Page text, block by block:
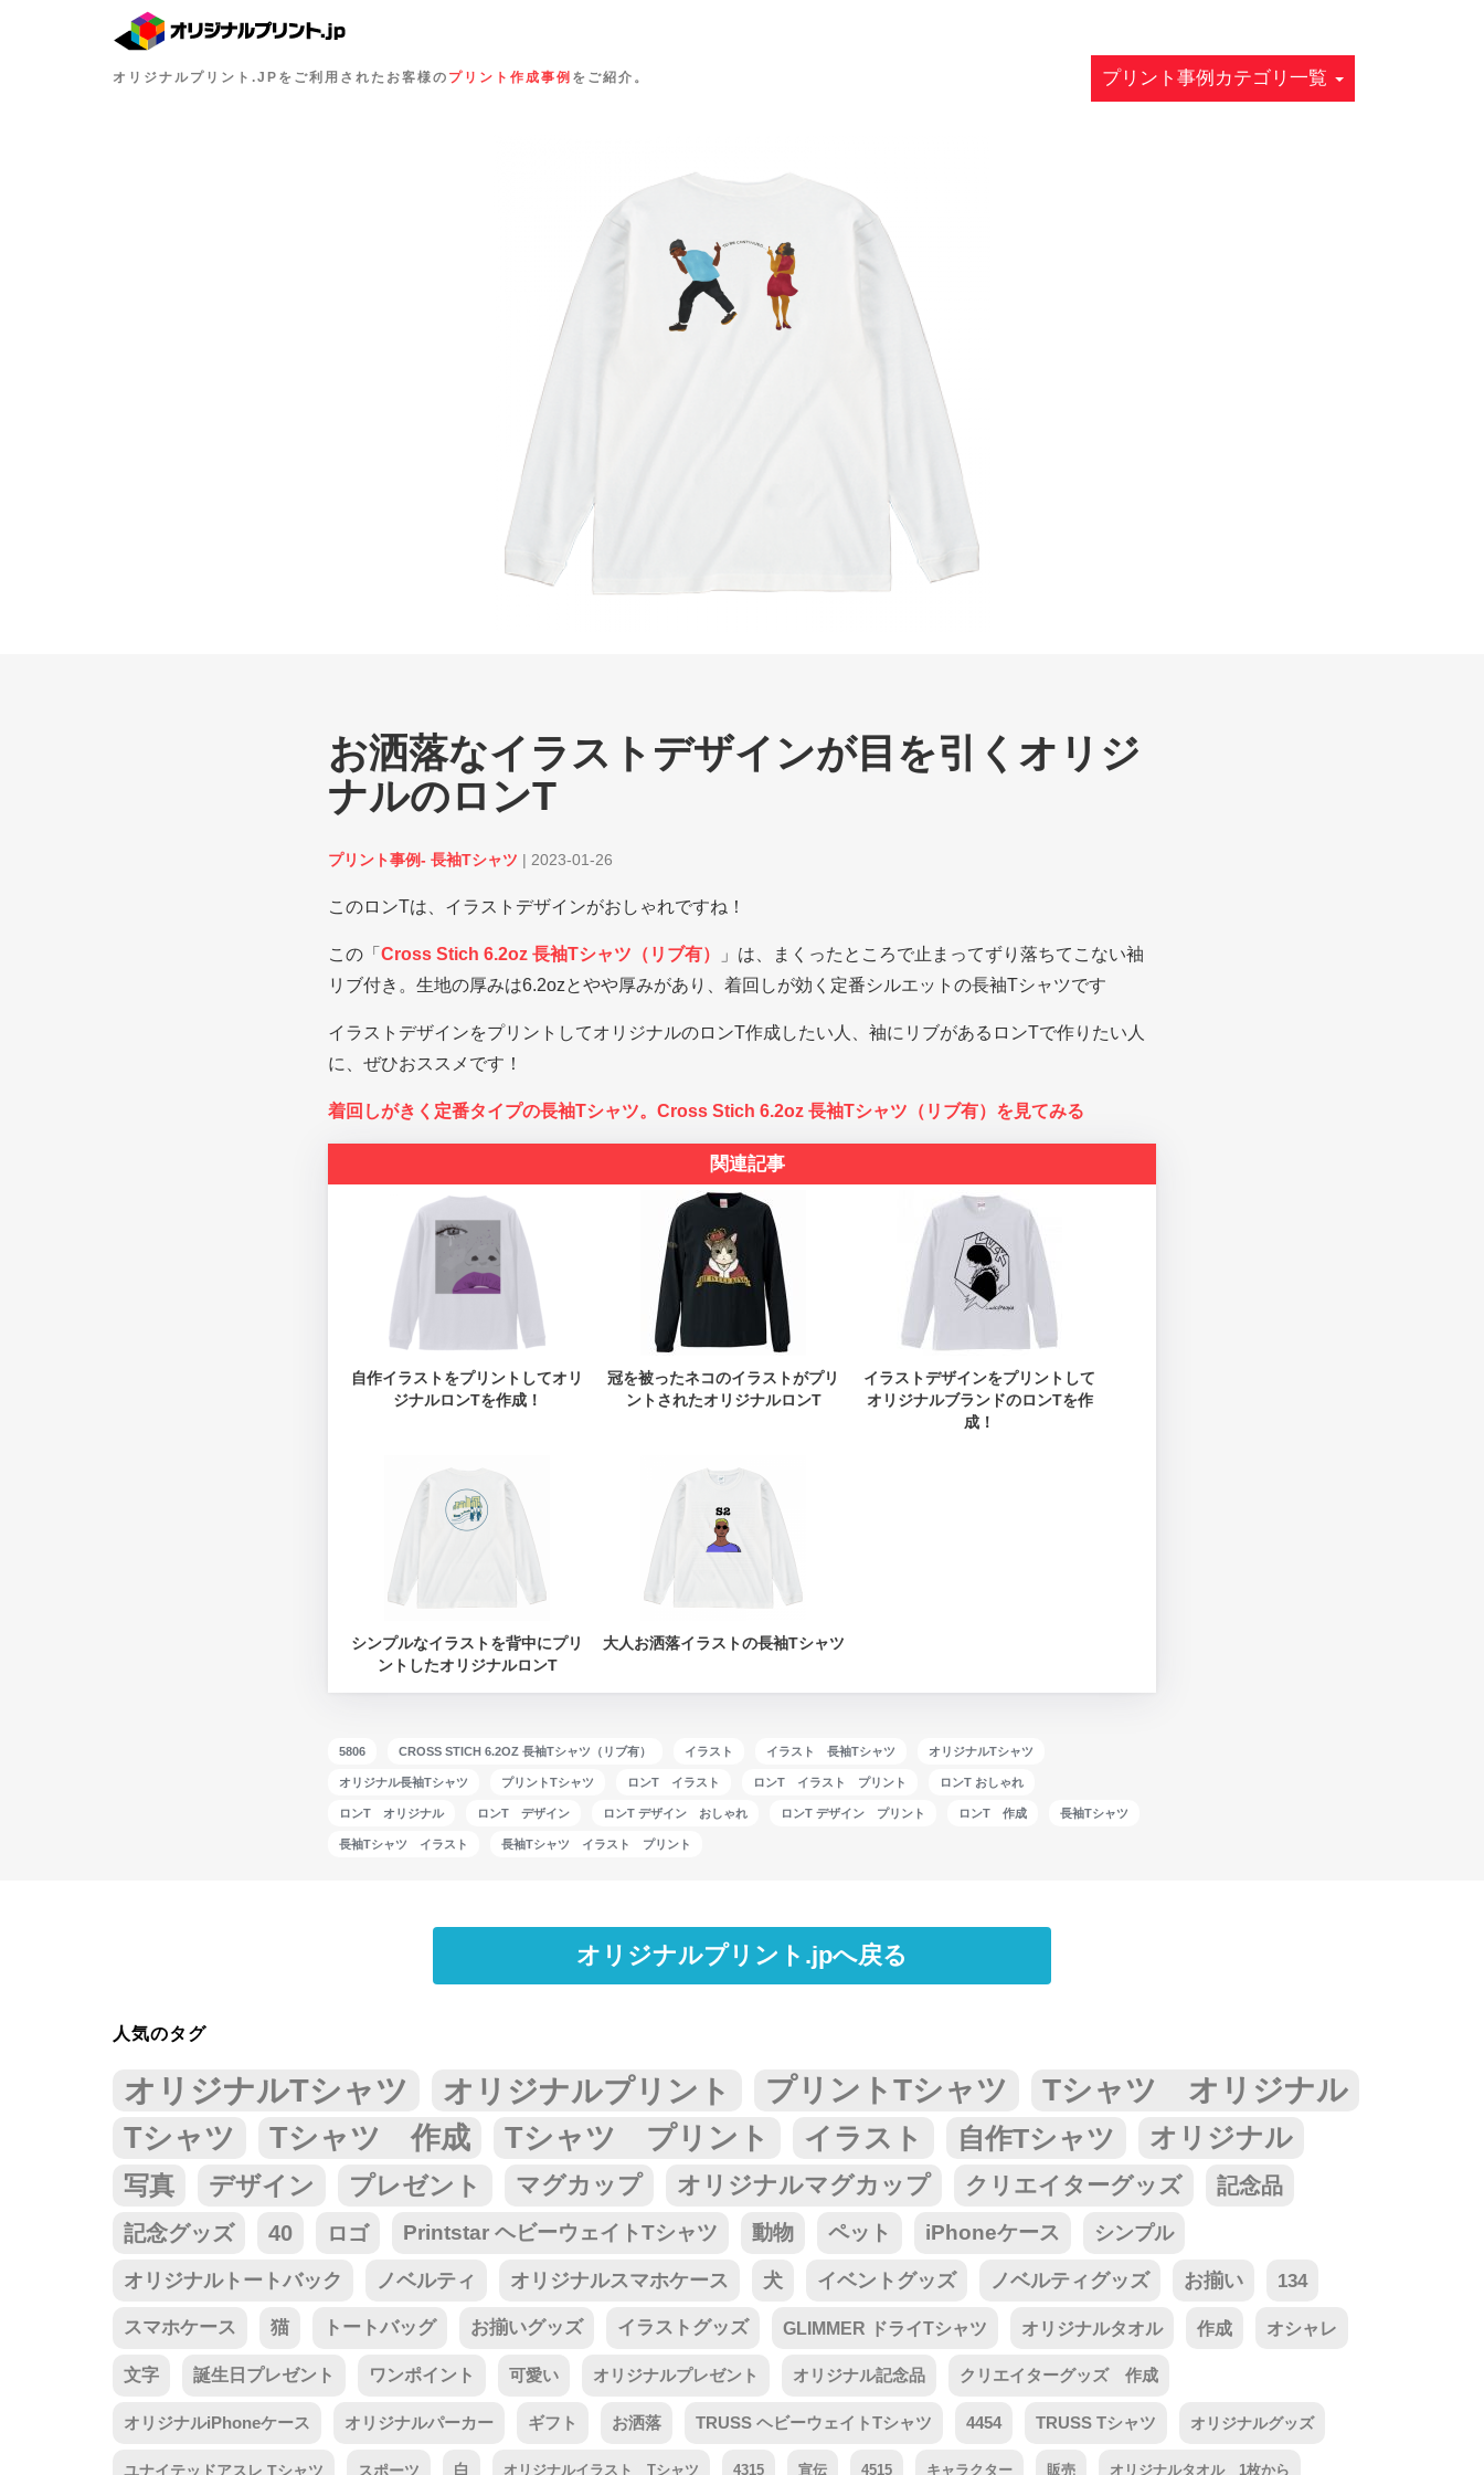
オリジナルプリント.JPをご利用されたお客様の プリント作成事例 をご紹介。 プリント事例カテゴリ一覧
お洒落なイラストデザインが目を引くオリジ
ナルのロンT
プリント事例- 長袖Tシャツ | 2023-01-26
このロンTは、イラストデザインがおしゃれですね！
この「 Cross Stich 6.2oz 長袖Tシャツ（リブ有）
」は、まくったところで止まってずり落ちてこない袖
リブ付き。生地の厚みは6.2ozとやや厚みがあり、着回しが効く定番シルエットの長袖Tシャツです
イラストデザインをプリントしてオリジナルのロンT作成したい人、袖にリブがあるロンTで作りたい人
に、ぜひおススメです！
着回しがきく定番タイプの長袖Tシャツ。Cross Stich 6.2oz 長袖Tシャツ（リブ有）を見てみる
関連記事
自作イラストをプリントしてオリ
ジナルロンTを作成！
冠を被ったネコのイラストがプリ
ントされたオリジナルロンT
イラストデザインをプリントして
オリジナルブランドのロンTを作
成！
シンプルなイラストを背中にプリ
ントしたオリジナルロンT
大人お洒落イラストの長袖Tシャツ
5806 CROSS STICH 6.2OZ 長袖Tシャツ（リブ有） イラスト イラスト 長袖Tシャツ オリジナルTシャツ
オリジナル長袖Tシャツ プリントTシャツ ロンT イラスト ロンT イラスト プリント ロンT おしゃれ
ロンT オリジナル ロンT デザイン ロンT デザイン おしゃれ ロンT デザイン プリント ロンT 作成 長袖Tシャツ
長袖Tシャツ イラスト 長袖Tシャツ イラスト プリント
オリジナルプリント.jpへ戻る
人気のタグ
オリジナルTシャツ オリジナルプリント プリントTシャツ
Tシャツ オリジナル
Tシャツ
Tシャツ 作成 Tシャツ プリント イラスト 自作Tシャツ オリジナル
写真 デザイン プレゼント マグカップ オリジナルマグカップ クリエイターグッズ
記念品
記念グッズ
40 ロゴ Printstar ヘビーウェイトTシャツ 動物 ペット iPhoneケース シンプル
オリジナルトートバック ノベルティ オリジナルスマホケース 犬 イベントグッズ ノベルティグッズ お揃い 134
スマホケース 猫 トートバッグ お揃いグッズ イラストグッズ GLIMMER ドライTシャツ オリジナルタオル 作成 オシャレ
文字 誕生日プレゼント ワンポイント 可愛い オリジナルプレゼント オリジナル記念品 クリエイターグッズ 作成
オリジナルiPhoneケース オリジナルパーカー ギフト お洒落 TRUSS ヘビーウェイトTシャツ 4454 TRUSS Tシャツ オリジナルグッズ
ユナイテッドアスレ Tシャツ スポーツ 白 オリジナルイラスト Tシャツ 4315 宣伝 4515 キャラクター 販売 オリジナルタオル 1枚から